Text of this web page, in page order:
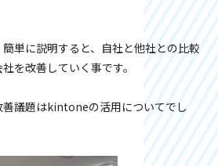
単に説明すると、自社と他社との比較
を改善していく事です。
善議題はkintoneの活用についてでし